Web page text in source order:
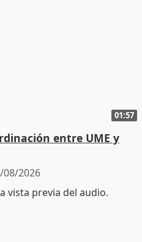
01:57
entre UME y
08/2026